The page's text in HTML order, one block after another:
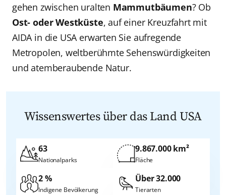
gehen zwischen uralten Mammutbäumen? Ob
Ost- oder Westküste, auf einer Kreuzfahrt mit
AIDA in die USA erwarten Sie aufregende
Metropolen, weltberühmte Sehenswürdigkeiten
und atemberaubende Natur.
Wissenswertes über das Land USA
Nationalparks
63
Fläche
9.867.000 km²
Indigene Bevölkerung
2 %
Tierarten
Über 32.000